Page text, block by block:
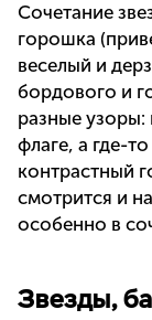
Сочетание
горошка
веселый и
бордового и
разные узоры:
флаге, а где-
контрастный
смотрится и
особенно в
Звезды,